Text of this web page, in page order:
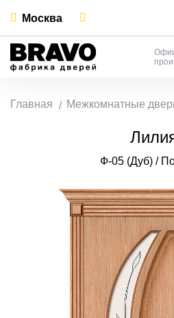
Москва
Главная Межкомнатные
Ф-05 (Дуб) /